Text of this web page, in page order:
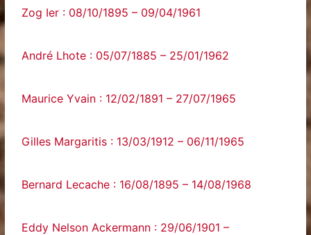
Zog Ier : 08/10/1895 – 09/04/1961
André Lhote : 05/07/1885 – 25/01/1962
Maurice Yvain : 12/02/1891 – 27/07/1965
Gilles Margaritis : 13/03/1912 – 06/11/1965
Bernard Lecache : 16/08/1895 – 14/08/1968
Eddy Nelson Ackermann : 29/06/1901 –